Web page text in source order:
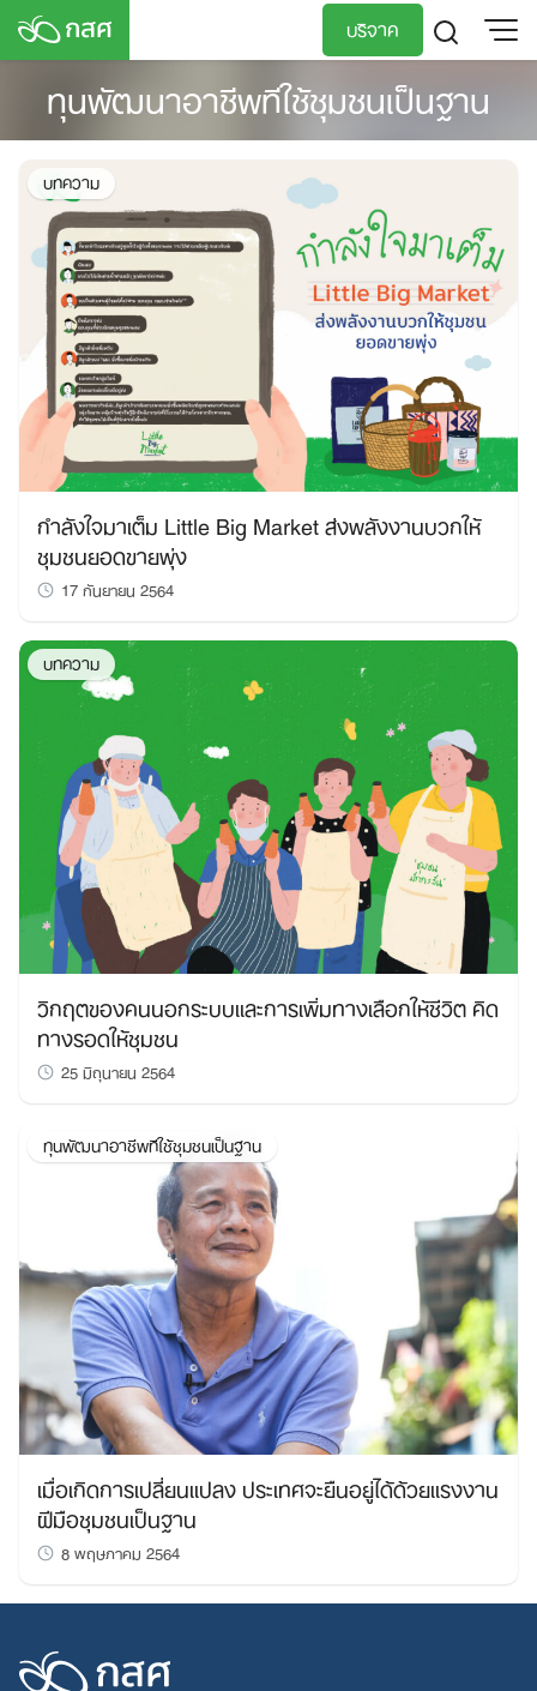
Skip
บริจาค
TH
EN
ทุนพัฒนาอาชีพทีใช้ชุมชนเป็นฐาน
บทความ
กำลังใจมาเต็ม Little Big Market ส่งพลังงานบวกให้
ชุมชนยอดขายพุ่ง
17 กันยายน 2564
บทความ
วิกฤตของคนนอกระบบและการเพิ่มทางเลือกให้ชีวิต คิด
ทางรอดให้ชุมชน
25 มิถุนายน 2564
ทุนพัฒนาอาชีพทีใช้ชุมชนเป็นฐาน
เมื่อเกิดการเปลี่ยนแปลง ประเทศจะยืนอยู่ได้ด้วยแรงงาน
ฝีมือชุมชนเป็นฐาน
8 พฤษภาคม 2564